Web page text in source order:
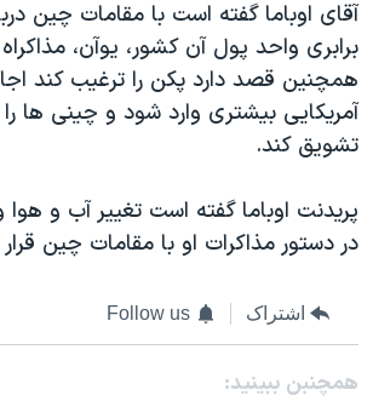
اعتراضات مردمی آبان ۹۸
اسرائیل در جنگ
نرگس محمدی برنده جایزه نوبل صلح
همایش محافظه‌کاران آمریکا «سی‌پک»
سفر پرزیدنت ترامپ به چین
آقای اوباما گفته است با مقامات چین
برابری واحد پول آن کشور، یوآن،
همچنین قصد دارد پکن را ترغیب کند
آمریکایی بیشتری وارد شود و چینی ها
تشویق کند.
پریدنت اوباما گفته است تغییر آب و
در دستور مذاکرات او با مقامات چین
اشتراک Follow us
همچنبن ببینید: